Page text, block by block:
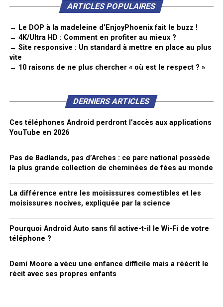
ARTICLES POPULAIRES
→ Le DOP à la madeleine d’EnjoyPhoenix fait le buzz !
→ 4K/Ultra HD : Comment en profiter au mieux ?
→ Site responsive : Un standard à mettre en place au plus
vite
→ 10 raisons de ne plus chercher « où est le respect ? »
DERNIERS ARTICLES
Ces téléphones Android perdront l’accès aux applications
YouTube en 2026
Pas de Badlands, pas d’Arches : ce parc national possède
la plus grande collection de cheminées de fées au monde
La différence entre les moisissures comestibles et les
moisissures nocives, expliquée par la science
Pourquoi Android Auto sans fil active-t-il le Wi-Fi de votre
téléphone ?
Demi Moore a vécu une enfance difficile mais a réécrit le
récit avec ses propres enfants